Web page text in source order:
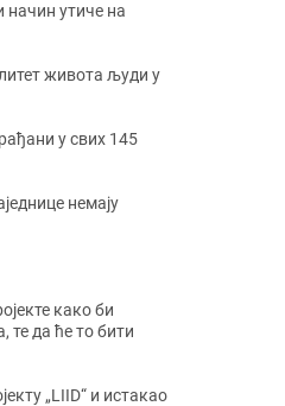
начин утиче на
живота људи у
у свих 145
немају
како би
те да ће то бити
„LIID“ и истакао